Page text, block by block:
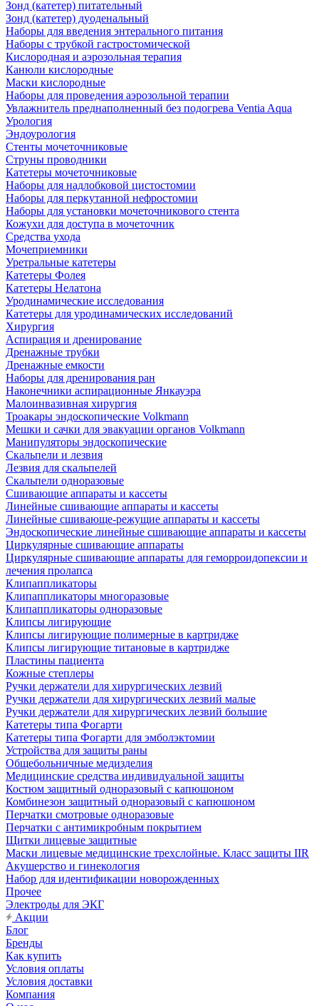
Зонд (катетер) питательный
Зонд (катетер) дуоденальный
Наборы для введения энтерального питания
Наборы с трубкой гастростомической
Кислородная и аэрозольная терапия
Канюли кислородные
Маски кислородные
Наборы для проведения аэрозольной терапии
Увлажнитель преднаполненный без подогрева Ventia Aqua
Урология
Эндоурология
Стенты мочеточниковые
Струны проводники
Катетеры мочеточниковые
Наборы для надлобковой цистостомии
Наборы для перкутанной нефростомии
Наборы для установки мочеточникового стента
Кожухи для доступа в мочеточник
Средства ухода
Мочеприемники
Уретральные катетеры
Катетеры Фолея
Катетеры Нелатона
Уродинамические исследования
Катетеры для уродинамических исследований
Хирургия
Аспирация и дренирование
Дренажные трубки
Дренажные емкости
Наборы для дренирования ран
Наконечники аспирационные Янкауэра
Малоинвазивная хирургия
Троакары эндоскопические Volkmann
Мешки и сачки для эвакуации органов Volkmann
Манипуляторы эндоскопические
Скальпели и лезвия
Лезвия для скальпелей
Скальпели одноразовые
Сшивающие аппараты и кассеты
Линейные сшивающие аппараты и кассеты
Линейные сшивающе-режущие аппараты и кассеты
Эндоскопические линейные сшивающие аппараты и кассеты
Циркулярные сшивающие аппараты
Циркулярные сшивающие аппараты для геморроидопексии и
лечения пролапса
Клипаппликаторы
Клипаппликаторы многоразовые
Клипаппликаторы одноразовые
Клипсы лигирующие
Клипсы лигирующие полимерные в картридже
Клипсы лигирующие титановые в картридже
Пластины пациента
Кожные степлеры
Ручки держатели для хирургических лезвий
Ручки держатели для хирургических лезвий малые
Ручки держатели для хирургических лезвий большие
Катетеры типа Фогарти
Катетеры типа Фогарти для эмболэктомии
Устройства для защиты раны
Общебольничные медизделия
Медицинские средства индивидуальной защиты
Костюм защитный одноразовый с капюшоном
Комбинезон защитный одноразовый с капюшоном
Перчатки смотровые одноразовые
Перчатки с антимикробным покрытием
Щитки лицевые защитные
Маски лицевые медицинские трехслойные. Класс защиты IIR
Акушерство и гинекология
Набор для идентификации новорожденных
Прочее
Электроды для ЭКГ
Акции
Блог
Бренды
Как купить
Условия оплаты
Условия доставки
Компания